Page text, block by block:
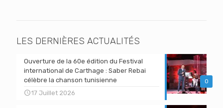
LES DERNIÈRES ACTUALITÉS
0
Ouverture de la 60e édition du Festival
international de Carthage : Saber Rebai
célèbre la chanson tunisienne
17 Juillet 2026